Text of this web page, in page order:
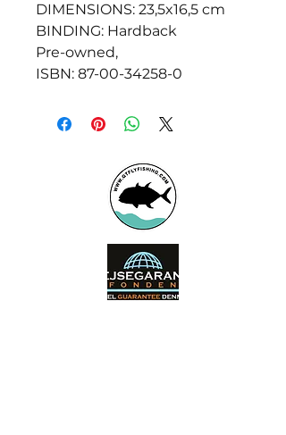
DIMENSIONS: 23,5x16,5 cm
BINDING: Hardback
Pre-owned,
ISBN: 87-00-34258-0